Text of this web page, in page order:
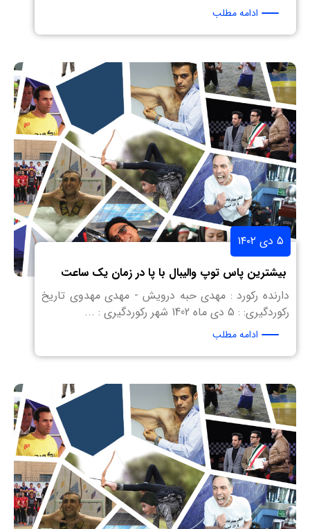
ادامه مطلب
۵ دی ۱۴۰۲
بیشترین پاس توپ والیبال با پا در زمان یک ساعت
دارنده رکورد : مهدی حبه درویش - مهدی مهدوی تاریخ
رکوردگیری: : 5 دی ماه 1402 شهر رکوردگیری : ...
ادامه مطلب